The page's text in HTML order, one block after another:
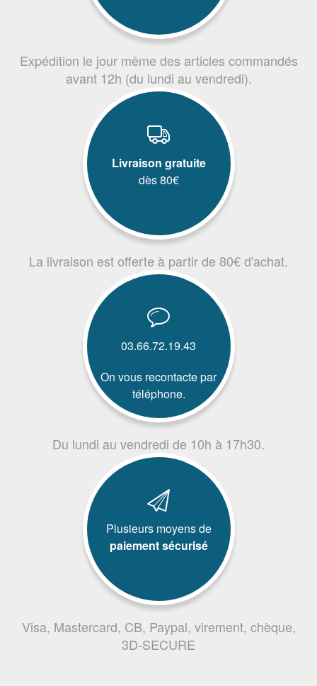
Expédition le jour même des articles commandés
avant 12h (du lundi au vendredi).
Livraison gratuite
dès 80€
La livraison est offerte à partir de 80€ d'achat.
03.66.72.19.43
On vous recontacte par
téléphone.
Du lundi au vendredi de 10h à 17h30.
Plusieurs moyens de
paiement sécurisé
Visa, Mastercard, CB, Paypal, virement, chèque,
3D-SECURE